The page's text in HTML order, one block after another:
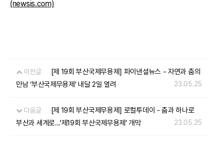
(newsis.com)
이전글
[제 19회 부산국제무용제] 파이낸셜뉴스 - 자연과 춤의
만남 ’부산국제무용제’ 내달 2일 열려
23.05.25
다음글
[제 19회 부산국제무용제] 로컬투데이 - 춤과 하나로
부산과 세계로...'제19회 부산국제무용제' 개막
23.05.25